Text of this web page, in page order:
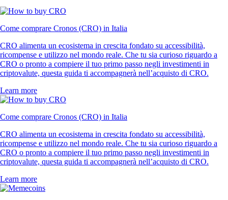
Come comprare Cronos (CRO) in Italia
CRO alimenta un ecosistema in crescita fondato su accessibilità,
ricompense e utilizzo nel mondo reale. Che tu sia curioso riguardo a
CRO o pronto a compiere il tuo primo passo negli investimenti in
criptovalute, questa guida ti accompagnerà nell’acquisto di CRO.
Learn more
Come comprare Cronos (CRO) in Italia
CRO alimenta un ecosistema in crescita fondato su accessibilità,
ricompense e utilizzo nel mondo reale. Che tu sia curioso riguardo a
CRO o pronto a compiere il tuo primo passo negli investimenti in
criptovalute, questa guida ti accompagnerà nell’acquisto di CRO.
Learn more